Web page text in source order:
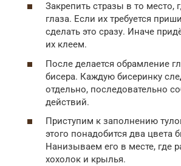
Закрепить стразы в то
глаза. Если их требуется
сделать это сразу. Иначе
их клеем.
После делается обрамление
бисера. Каждую бисеринку
отдельно, последовательно
действий.
Приступим к заполнению
этого понадобится два цвета
Нанизываем его в месте, где
хохолок и крылья.